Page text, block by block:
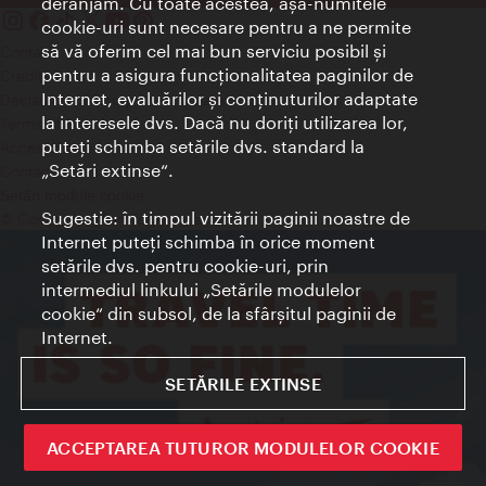
Contact
Credits
Declaraţie privind protecţia datelor
Terms of Use
Accesibilitate
Contact presa
© Copyright Wien Tourismus
cookie-uri sunt necesare pentru a ne permite
să vă oferim cel mai bun serviciu posibil şi
pentru a asigura funcţionalitatea paginilor de
Internet, evaluărilor şi conţinuturilor adaptate
la interesele dvs. Dacă nu doriţi utilizarea lor,
puteţi schimba setările dvs. standard la
„Setări extinse“.
Sugestie: în timpul vizitării paginii noastre de
Internet puteţi schimba în orice moment
setările dvs. pentru cookie-uri, prin
intermediul linkului „Setările modulelor
cookie“ din subsol, de la sfârşitul paginii de
Internet.
SETĂRILE EXTINSE
ACCEPTAREA TUTUROR MODULELOR COOKIE